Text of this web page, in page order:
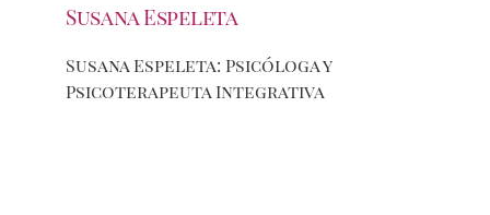
Susana Espeleta
Susana Espeleta: Psicóloga y
Psicoterapeuta Integrativa